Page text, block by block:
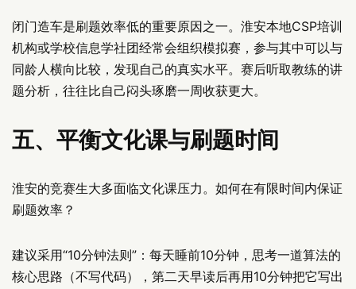
闭门造车是刷题效率低的重要原因之一。淮安本地CSP培训
机构或学校信息学社团经常会组织模拟赛，参与其中可以与
同龄人横向比较，发现自己的真实水平。赛后听取教练的讲
题分析，往往比自己闷头琢磨一周收获更大。
五、平衡文化课与刷题时间
淮安的竞赛生大多面临文化课压力。如何在有限时间内保证
刷题效率？
建议采用“10分钟法则”：每天睡前10分钟，思考一道算法的
核心思路（不写代码），第二天早读后再用10分钟把它写出